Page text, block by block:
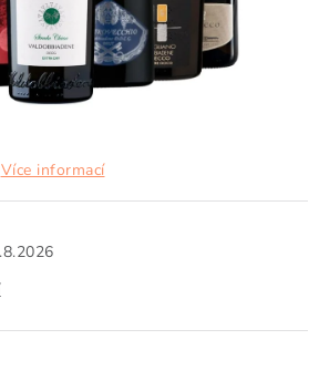
podmínky
údajů
Hodnocení obchodu
Velkoobchod
Více informací